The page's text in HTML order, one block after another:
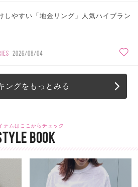
しやすい「地金リング」人気ハイブラン
2026/08/04
ングをもっとみる
テムはここからチェック
BOOK